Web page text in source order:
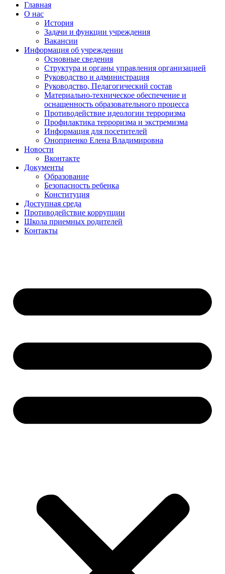
Главная
О нас
История
Задачи и функции учреждения
Вакансии
Информация об учреждении
Основные сведения
Структура и органы управления организацией
Руководство и администрация
Руководство, Педагогический состав
Материально-техническое обеспечение и
оснащенность образовательного процесса
Противодействие идеологии терроризма
Профилактика терроризма и экстремизма
Информация для посетителей
Оноприенко Елена Владимировна
Новости
Вконтакте
Документы
Образование
Безопасность ребенка
Конституция
Доступная среда
Противодействие коррупции
Школа приемных родителей
Контакты